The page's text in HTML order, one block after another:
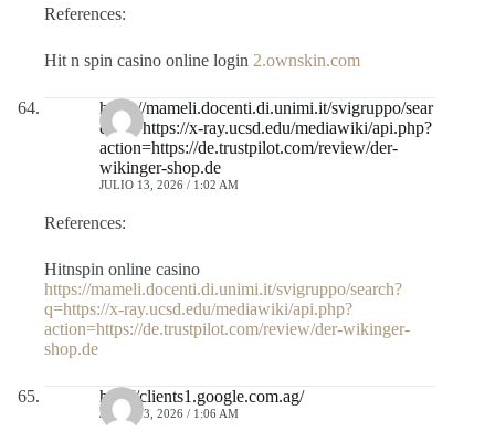
References:
Hit n spin casino online login 2.ownskin.com
https://mameli.docenti.di.unimi.it/svigruppo/sear
ch?q=https://x-ray.ucsd.edu/mediawiki/api.php?
action=https://de.trustpilot.com/review/der-
wikinger-shop.de
JULIO 13, 2026 / 1:02 AM
References:
Hitnspin online casino
https://mameli.docenti.di.unimi.it/svigruppo/search?
q=https://x-ray.ucsd.edu/mediawiki/api.php?
action=https://de.trustpilot.com/review/der-wikinger-
shop.de
http://clients1.google.com.ag/
JULIO 13, 2026 / 1:06 AM